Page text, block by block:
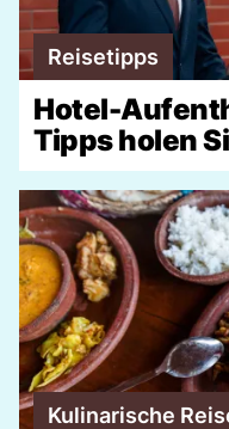
Reisetipps
Hotel-
Tipps holen
Kulinarische